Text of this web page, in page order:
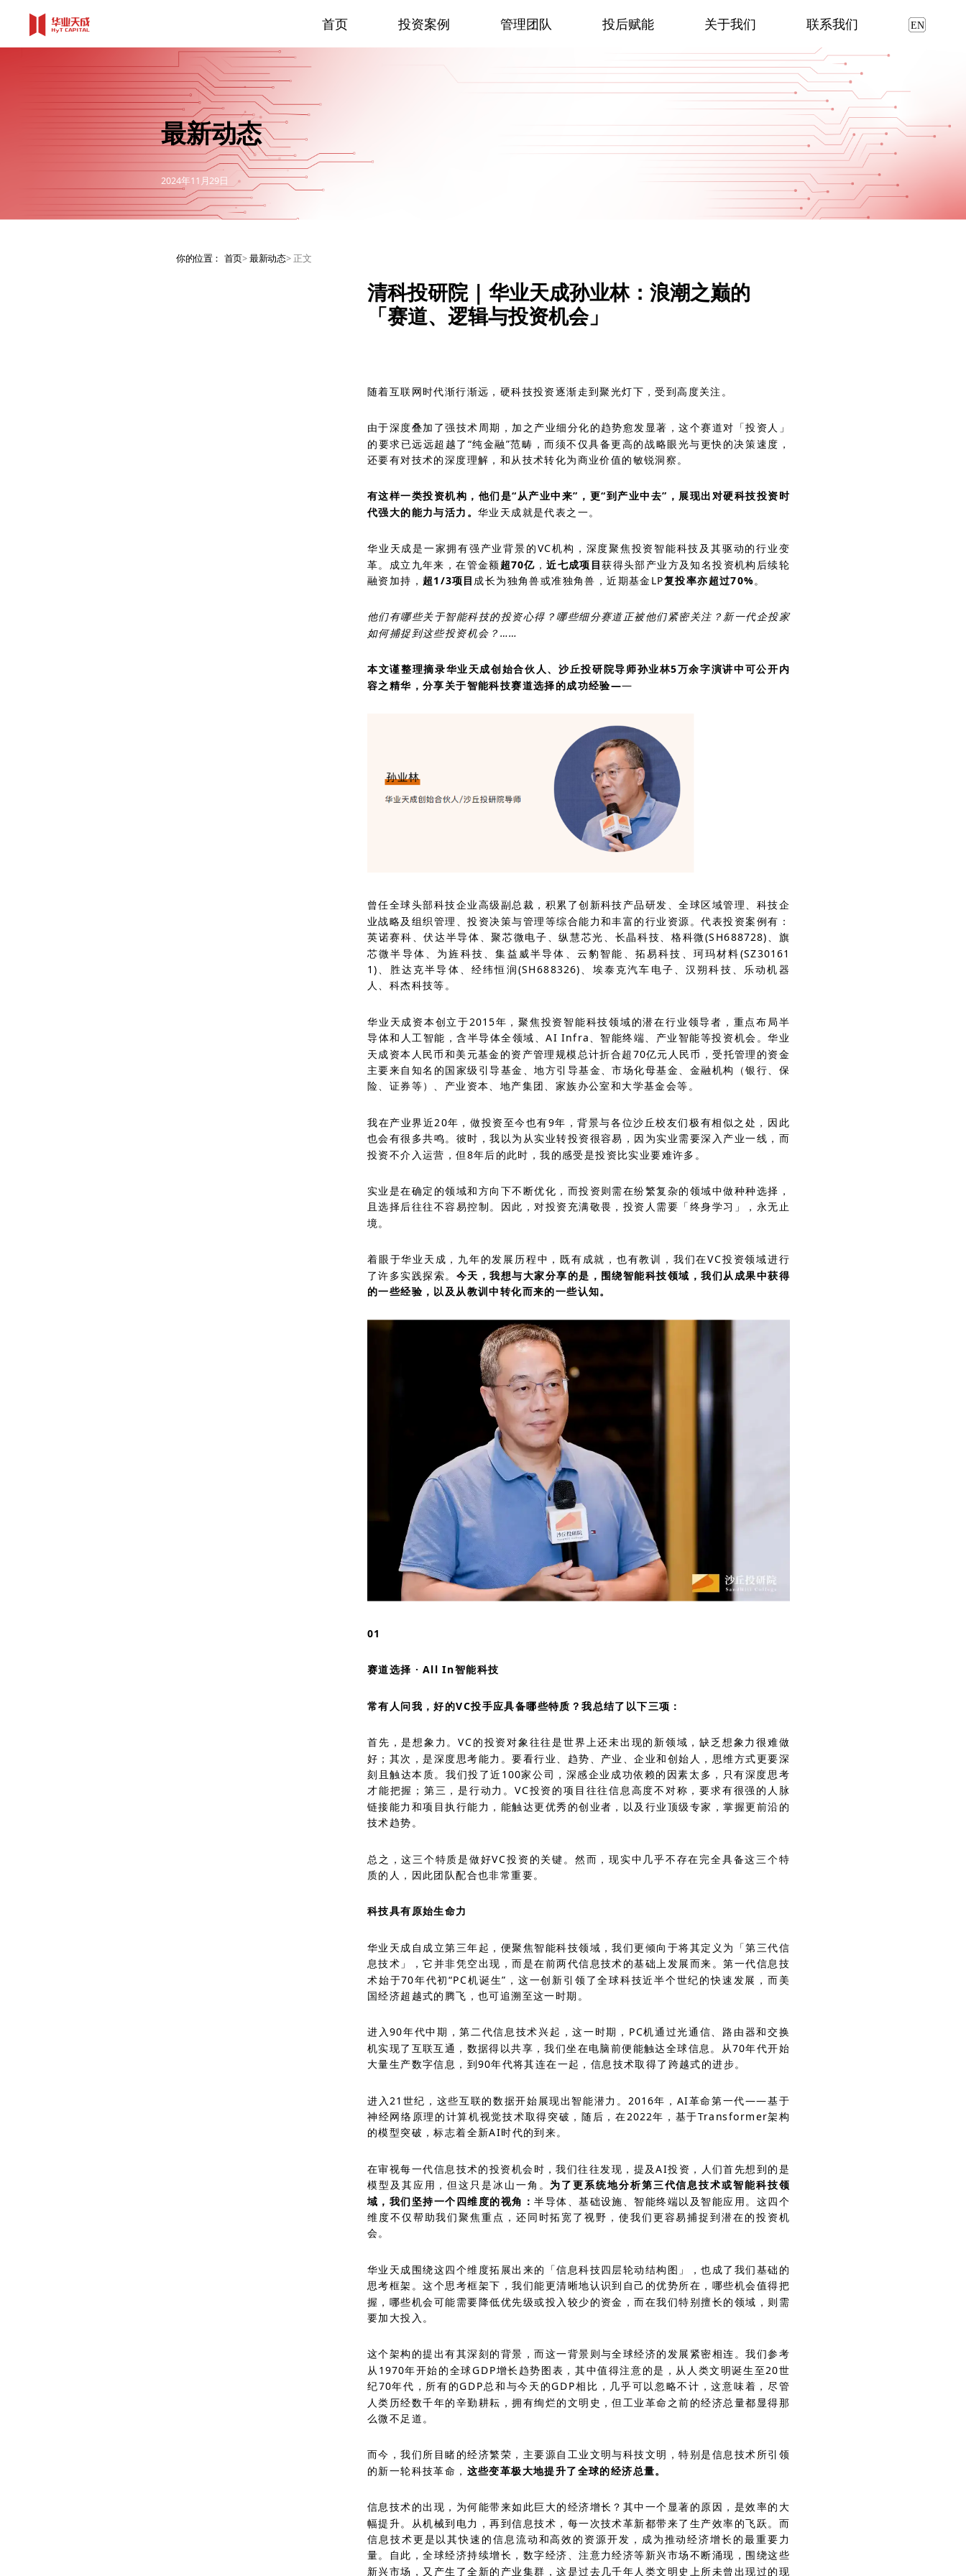
首页 投资案例 管理团队 投后赋能 关于我们 联系我们
最新动态
2024年11月29日
你的位置： 首页> 最新动态> 正文
清科投研院 | 华业天成孙业林：浪潮之巅的
「赛道、逻辑与投资机会」
随着互联网时代渐行渐远，硬科技投资逐渐走到聚光灯下，受到高度关注。
由于深度叠加了强技术周期，加之产业细分化的趋势愈发显著，这个赛道对「投资人」
的要求已远远超越了“纯金融”范畴，而须不仅具备更高的战略眼光与更快的决策速度，
还要有对技术的深度理解，和从技术转化为商业价值的敏锐洞察。
有这样一类投资机构，他们是“从产业中来”，更“到产业中去”，展现出对硬科技投资时
代强大的能力与活力。 华业天成就是代表之一。
华业天成是一家拥有强产业背景的VC机构，深度聚焦投资智能科技及其驱动的行业变
革。成立九年来，在管金额超70亿 ，近七成项目获得头部产业方及知名投资机构后续轮
融资加持， 超1/3项目 成长为独角兽或准独角兽，近期基金LP复投率亦超过70%。
他们有哪些关于智能科技的投资心得？哪些细分赛道正被他们紧密关注？新一代企投家
如何捕捉到这些投资机会？……
本文谨整理摘录华业天成创始合伙人、沙丘投研院导师孙业林5万余字演讲中可公开内
容之精华，分享关于智能科技赛道选择的成功经验——
曾任全球头部科技企业高级副总裁，积累了创新科技产品研发、全球区域管理、科技企
业战略及组织管理、投资决策与管理等综合能力和丰富的行业资源。代表投资案例有：
英诺赛科、伏达半导体、聚芯微电子、纵慧芯光、长晶科技、格科微(SH688728)、旗
芯微半导体、为旌科技、集益威半导体、云豹智能、拓易科技、珂玛材料(SZ30161
1)、胜达克半导体、经纬恒润(SH688326)、埃泰克汽车电子、汉朔科技、乐动机器
人、科杰科技等。
华业天成资本创立于2015年，聚焦投资智能科技领域的潜在行业领导者，重点布局半
导体和人工智能，含半导体全领域、AI Infra、智能终端、产业智能等投资机会。华业
天成资本人民币和美元基金的资产管理规模总计折合超70亿元人民币，受托管理的资金
主要来自知名的国家级引导基金、地方引导基金、市场化母基金、金融机构（银行、保
险、证券等）、产业资本、地产集团、家族办公室和大学基金会等。
我在产业界近20年，做投资至今也有9年，背景与各位沙丘校友们极有相似之处，因此
也会有很多共鸣。彼时，我以为从实业转投资很容易，因为实业需要深入产业一线，而
投资不介入运营，但8年后的此时，我的感受是投资比实业要难许多。
实业是在确定的领域和方向下不断优化，而投资则需在纷繁复杂的领域中做种种选择，
且选择后往往不容易控制。因此，对投资充满敬畏，投资人需要「终身学习」，永无止
境。
着眼于华业天成，九年的发展历程中，既有成就，也有教训，我们在VC投资领域进行
了许多实践探索。 今天，我想与大家分享的是，围绕智能科技领域，我们从成果中获得
的一些经验，以及从教训中转化而来的一些认知。
01
赛道选择 · All In智能科技
常有人问我，好的VC投手应具备哪些特质？我总结了以下三项：
首先，是想象力。VC的投资对象往往是世界上还未出现的新领域，缺乏想象力很难做
好；其次，是深度思考能力。要看行业、趋势、产业、企业和创始人，思维方式更要深
刻且触达本质。我们投了近100家公司，深感企业成功依赖的因素太多，只有深度思考
才能把握；第三，是行动力。VC投资的项目往往信息高度不对称，要求有很强的人脉
链接能力和项目执行能力，能触达更优秀的创业者，以及行业顶级专家，掌握更前沿的
技术趋势。
总之，这三个特质是做好VC投资的关键。然而，现实中几乎不存在完全具备这三个特
质的人，因此团队配合也非常重要。
科技具有原始生命力
华业天成自成立第三年起，便聚焦智能科技领域，我们更倾向于将其定义为「第三代信
息技术」，它并非凭空出现，而是在前两代信息技术的基础上发展而来。第一代信息技
术始于70年代初“PC机诞生”，这一创新引领了全球科技近半个世纪的快速发展，而美
国经济超越式的腾飞，也可追溯至这一时期。
进入90年代中期，第二代信息技术兴起，这一时期，PC机通过光通信、路由器和交换
机实现了互联互通，数据得以共享，我们坐在电脑前便能触达全球信息。从70年代开始
大量生产数字信息，到90年代将其连在一起，信息技术取得了跨越式的进步。
进入21世纪，这些互联的数据开始展现出智能潜力。2016年，AI革命第一代——基于
神经网络原理的计算机视觉技术取得突破，随后，在2022年，基于Transformer架构
的模型突破，标志着全新AI时代的到来。
在审视每一代信息技术的投资机会时，我们往往发现，提及AI投资，人们首先想到的是
模型及其应用，但这只是冰山一角。 为了更系统地分析第三代信息技术或智能科技领
域，我们坚持一个四维度的视角：半导体、基础设施、智能终端以及智能应用。这四个
维度不仅帮助我们聚焦重点，还同时拓宽了视野，使我们更容易捕捉到潜在的投资机
会。
华业天成围绕这四个维度拓展出来的「信息科技四层轮动结构图」，也成了我们基础的
思考框架。这个思考框架下，我们能更清晰地认识到自己的优势所在，哪些机会值得把
握，哪些机会可能需要降低优先级或投入较少的资金，而在我们特别擅长的领域，则需
要加大投入。
这个架构的提出有其深刻的背景，而这一背景则与全球经济的发展紧密相连。我们参考
从1970年开始的全球GDP增长趋势图表，其中值得注意的是，从人类文明诞生至20世
纪70年代，所有的GDP总和与今天的GDP相比，几乎可以忽略不计，这意味着，尽管
人类历经数千年的辛勤耕耘，拥有绚烂的文明史，但工业革命之前的经济总量都显得那
么微不足道。
而今，我们所目睹的经济繁荣，主要源自工业文明与科技文明，特别是信息技术所引领
的新一轮科技革命， 这些变革极大地提升了全球的经济总量。
信息技术的出现，为何能带来如此巨大的经济增长？其中一个显著的原因，是效率的大
幅提升。从机械到电力，再到信息技术，每一次技术革新都带来了生产效率的飞跃。而
信息技术更是以其快速的信息流动和高效的资源开发，成为推动经济增长的最重要力
量。自此，全球经济持续增长，数字经济、注意力经济等新兴市场不断涌现，围绕这些
新兴市场，又产生了全新的产业集群，这是过去几千年人类文明史上所未曾出现过的现